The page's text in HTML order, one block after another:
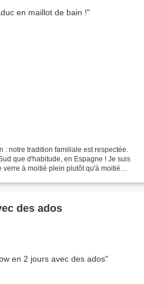
: notre tradition familiale est respectée.
que d'habitude, en Espagne ! Je suis
à moitié plein plutôt qu'à moitié
des ados